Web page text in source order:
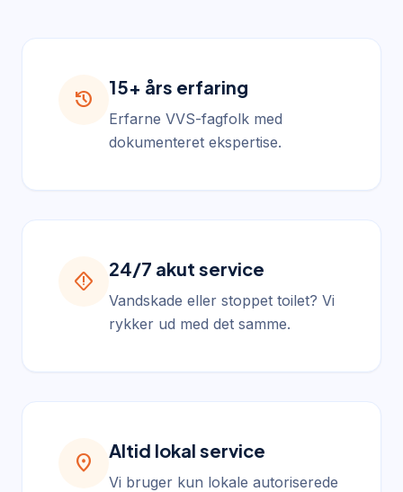
history
15+ års erfaring
Erfarne VVS-fagfolk med
dokumenteret ekspertise.
emergency_home
24/7 akut service
Vandskade eller stoppet toilet? Vi
rykker ud med det samme.
location_on
Altid lokal service
Vi bruger kun lokale autoriserede